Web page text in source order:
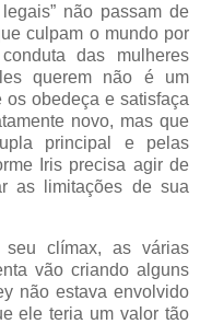
não passam de
culpam o mundo por
das mulheres
querem não é um
os obedeça e satisfaça
novo, mas que
principal e pelas
Iris precisa agir de
as limitações de sua
seu clímax, as várias
vão criando alguns
não estava envolvido
ele teria um valor tão